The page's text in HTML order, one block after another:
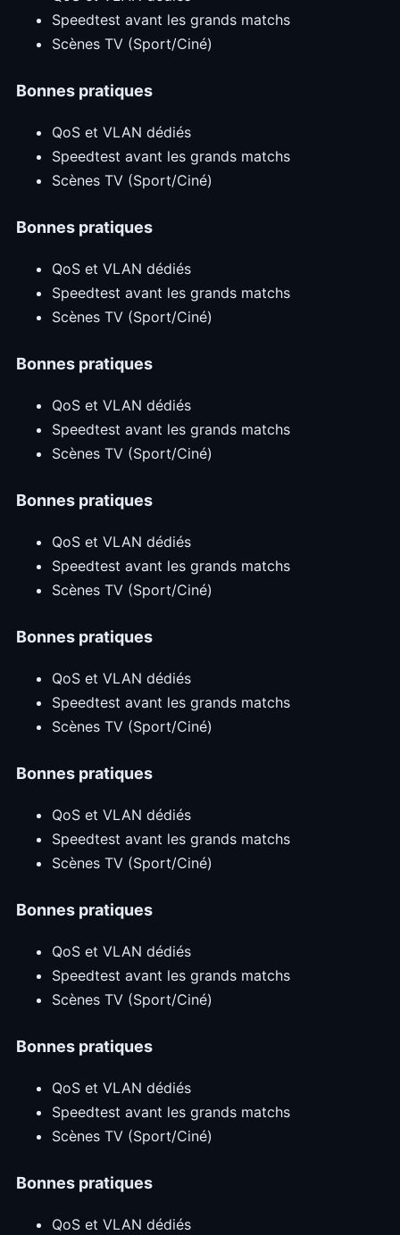
Speedtest avant les grands matchs
Scènes TV (Sport/Ciné)
Bonnes pratiques
QoS et VLAN dédiés
Speedtest avant les grands matchs
Scènes TV (Sport/Ciné)
Bonnes pratiques
QoS et VLAN dédiés
Speedtest avant les grands matchs
Scènes TV (Sport/Ciné)
Bonnes pratiques
QoS et VLAN dédiés
Speedtest avant les grands matchs
Scènes TV (Sport/Ciné)
Bonnes pratiques
QoS et VLAN dédiés
Speedtest avant les grands matchs
Scènes TV (Sport/Ciné)
Bonnes pratiques
QoS et VLAN dédiés
Speedtest avant les grands matchs
Scènes TV (Sport/Ciné)
Bonnes pratiques
QoS et VLAN dédiés
Speedtest avant les grands matchs
Scènes TV (Sport/Ciné)
Bonnes pratiques
QoS et VLAN dédiés
Speedtest avant les grands matchs
Scènes TV (Sport/Ciné)
Bonnes pratiques
QoS et VLAN dédiés
Speedtest avant les grands matchs
Scènes TV (Sport/Ciné)
Bonnes pratiques
QoS et VLAN dédiés